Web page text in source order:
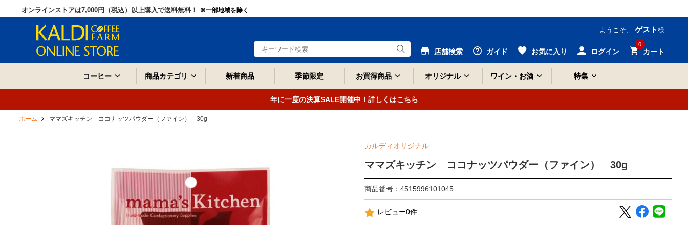
オンラインストアは7,000円（税込）以上購入で送料無料！ ※一部地域を除く
ようこそ、 ゲスト 様
店舗検索 ガイド お気に入り ログイン
0
カート
コーヒー 商品カテゴリ 新着商品 季節限定 お買得商品 オリジナル ワイン・お酒 特集
年に一度の決算SALE開催中！詳しくはこちら
ホーム ママズキッチン ココナッツパウダー（ファイン） 30g
カルディオリジナル
ママズキッチン ココナッツパウダー（ファイン） 30g
商品番号：4515996101045
レビュー0件